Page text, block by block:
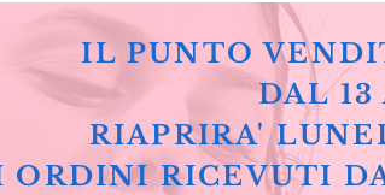
IL PUNTO
DAL 13
RIAPRIRA'
ORDINI RICEVUTI